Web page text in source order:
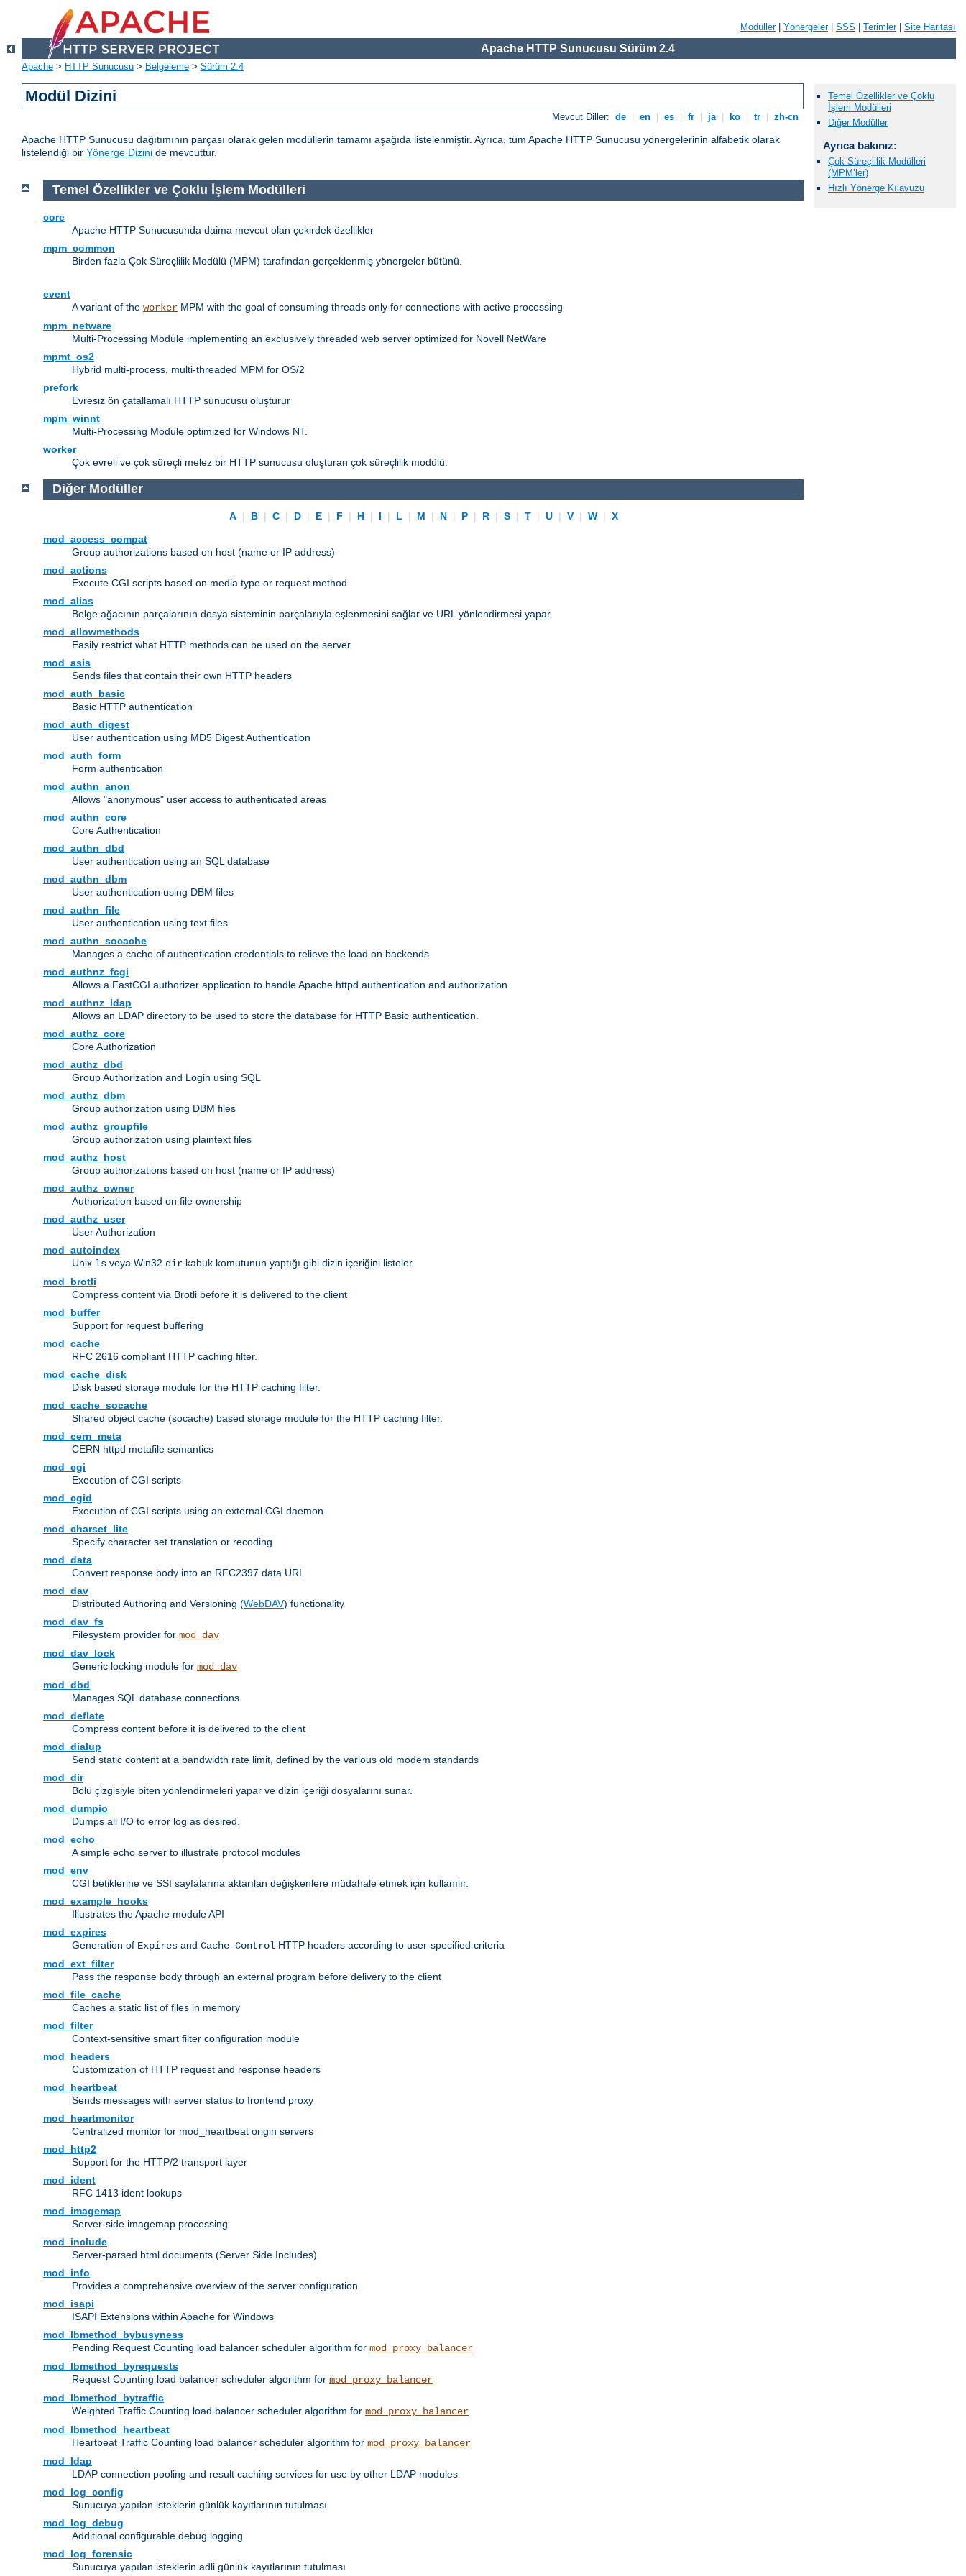
Modüller| Yönergeler| SSS Terimler| Site Haritası
Apache HTTP Sunucusu Sürüm 2.4
Apache > HTTP Sunucusu > Belgeleme > Sürüm 2.4
Modül Dizini
Mevcut Diller: de en es fr ja ko tr zh-cn
Apache HTTP Sunucusu dağıtımının parçası olarak gelen modüllerin tamamı aşağıda listelenmiştir. Ayrıca, tüm Apache HTTP Sunucusu yönergelerinin alfabetik olarak
listelendiği bir Yönerge Dizini de mevcuttur.
Temel Özellikler ve Çoklu
İşlem Modülleri
Diğer Modüller
Ayrıca bakınız:
Çok Süreçlilik Modülleri
(MPM’ler)
Hızlı Yönerge Kılavuzu
Temel Özellikler ve Çoklu İşlem Modülleri
core
Apache HTTP Sunucusunda daima mevcut olan çekirdek özellikler
mpm_common
Birden fazla Çok Süreçlilik Modülü (MPM) tarafından gerçeklenmiş yönergeler bütünü.
event
A variant of the worker MPM with the goal of consuming threads only for connections with active processing
mpm_netware
Multi-Processing Module implementing an exclusively threaded web server optimized for Novell NetWare
mpmt_os2
Hybrid multi-process, multi-threaded MPM for OS/2
prefork
Evresiz ön çatallamalı HTTP sunucusu oluşturur
mpm_winnt
Multi-Processing Module optimized for Windows NT.
worker
Çok evreli ve çok süreçli melez bir HTTP sunucusu oluşturan çok süreçlilik modülü.
Diğer Modüller
A | B | C | D | E | F | H | I | L | M | N | P | R | S | T | U | V | W |
X
mod_access_compat
Group authorizations based on host (name or IP address)
mod_actions
Execute CGI scripts based on media type or request method.
mod_alias
Belge ağacının parçalarının dosya sisteminin parçalarıyla eşlenmesini sağlar ve URL yönlendirmesi yapar.
mod_allowmethods
Easily restrict what HTTP methods can be used on the server
mod_asis
Sends files that contain their own HTTP headers
mod_auth_basic
Basic HTTP authentication
mod_auth_digest
User authentication using MD5 Digest Authentication
mod_auth_form
Form authentication
mod_authn_anon
Allows "anonymous" user access to authenticated areas
mod_authn_core
Core Authentication
mod_authn_dbd
User authentication using an SQL database
mod_authn_dbm
User authentication using DBM files
mod_authn_file
User authentication using text files
mod_authn_socache
Manages a cache of authentication credentials to relieve the load on backends
mod_authnz_fcgi
Allows a FastCGI authorizer application to handle Apache httpd authentication and authorization
mod_authnz_ldap
Allows an LDAP directory to be used to store the database for HTTP Basic authentication.
mod_authz_core
Core Authorization
mod_authz_dbd
Group Authorization and Login using SQL
mod_authz_dbm
Group authorization using DBM files
mod_authz_groupfile
Group authorization using plaintext files
mod_authz_host
Group authorizations based on host (name or IP address)
mod_authz_owner
Authorization based on file ownership
mod_authz_user
User Authorization
mod_autoindex
Unix ls veya Win32 dir kabuk komutunun yaptığı gibi dizin içeriğini listeler.
mod_brotli
Compress content via Brotli before it is delivered to the client
mod_buffer
Support for request buffering
mod_cache
RFC 2616 compliant HTTP caching filter.
mod_cache_disk
Disk based storage module for the HTTP caching filter.
mod_cache_socache
Shared object cache (socache) based storage module for the HTTP caching filter.
mod_cern_meta
CERN httpd metafile semantics
mod_cgi
Execution of CGI scripts
mod_cgid
Execution of CGI scripts using an external CGI daemon
mod_charset_lite
Specify character set translation or recoding
mod_data
Convert response body into an RFC2397 data URL
mod_dav
Distributed Authoring and Versioning (WebDAV) functionality
mod_dav_fs
Filesystem provider for mod_dav
mod_dav_lock
Generic locking module for mod_dav
mod_dbd
Manages SQL database connections
mod_deflate
Compress content before it is delivered to the client
mod_dialup
Send static content at a bandwidth rate limit, defined by the various old modem standards
mod_dir
Bölü çizgisiyle biten yönlendirmeleri yapar ve dizin içeriği dosyalarını sunar.
mod_dumpio
Dumps all I/O to error log as desired.
mod_echo
A simple echo server to illustrate protocol modules
mod_env
CGI betiklerine ve SSI sayfalarına aktarılan değişkenlere müdahale etmek için kullanılır.
mod_example_hooks
Illustrates the Apache module API
mod_expires
Generation of Expires and Cache-Control HTTP headers according to user-specified criteria
mod_ext_filter
Pass the response body through an external program before delivery to the client
mod_file_cache
Caches a static list of files in memory
mod_filter
Context-sensitive smart filter configuration module
mod_headers
Customization of HTTP request and response headers
mod_heartbeat
Sends messages with server status to frontend proxy
mod_heartmonitor
Centralized monitor for mod_heartbeat origin servers
mod_http2
Support for the HTTP/2 transport layer
mod_ident
RFC 1413 ident lookups
mod_imagemap
Server-side imagemap processing
mod_include
Server-parsed html documents (Server Side Includes)
mod_info
Provides a comprehensive overview of the server configuration
mod_isapi
ISAPI Extensions within Apache for Windows
mod_lbmethod_bybusyness
Pending Request Counting load balancer scheduler algorithm for mod_proxy_balancer
mod_lbmethod_byrequests
Request Counting load balancer scheduler algorithm for mod_proxy_balancer
mod_lbmethod_bytraffic
Weighted Traffic Counting load balancer scheduler algorithm for mod_proxy_balancer
mod_lbmethod_heartbeat
Heartbeat Traffic Counting load balancer scheduler algorithm for mod_proxy_balancer
mod_ldap
LDAP connection pooling and result caching services for use by other LDAP modules
mod_log_config
Sunucuya yapılan isteklerin günlük kayıtlarının tutulması
mod_log_debug
Additional configurable debug logging
mod_log_forensic
Sunucuya yapılan isteklerin adli günlük kayıtlarının tutulması